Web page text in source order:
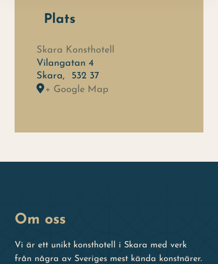
Plats
Skara Konsthotell
Vilangatan 4
Skara,
532 37
+ Google Map
Om oss
Vi är ett unikt konsthotell i Skara med verk
från några av Sveriges mest kända konstnärer.